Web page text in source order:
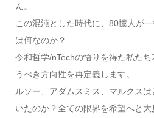
ん。
この混沌とした時代に、80憶人が
は何なのか？
令和哲学/nTechの悟りを得た私た
うべき方向性を再定義します。
ルソー、アダムスミス、マルクス
いたのか？全ての限界を希望へと